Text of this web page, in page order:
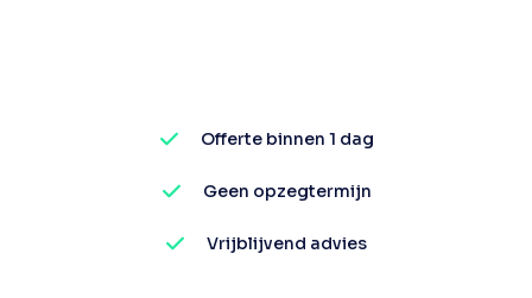
Offerte binnen 1 dag
Geen opzegtermijn
Vrijblijvend advies